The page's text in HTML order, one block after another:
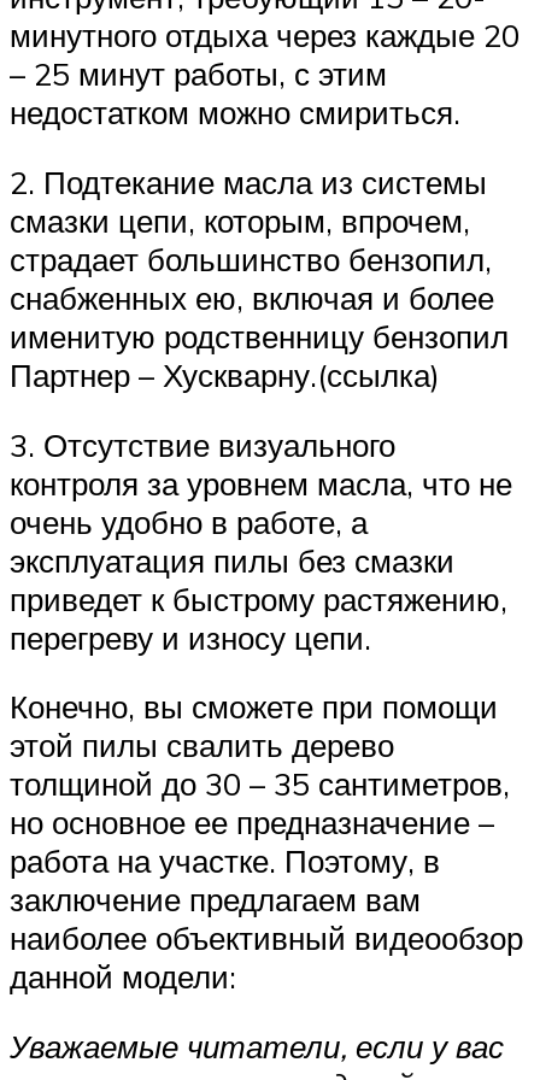
минутного отдыха через каждые 20
– 25 минут работы, с этим
недостатком можно смириться.
2. Подтекание масла из системы
смазки цепи, которым, впрочем,
страдает большинство бензопил,
снабженных ею, включая и более
именитую родственницу бензопил
Партнер – Хускварну.(ссылка)
3. Отсутствие визуального
контроля за уровнем масла, что не
очень удобно в работе, а
эксплуатация пилы без смазки
приведет к быстрому растяжению,
перегреву и износу цепи.
Конечно, вы сможете при помощи
этой пилы свалить дерево
толщиной до 30 – 35 сантиметров,
но основное ее предназначение –
работа на участке. Поэтому, в
заключение предлагаем вам
наиболее объективный видеообзор
данной модели:
Уважаемые читатели, если у вас